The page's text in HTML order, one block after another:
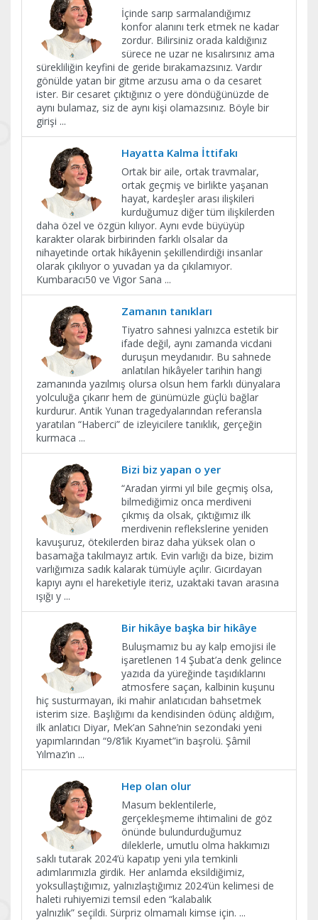
İçinde sarıp sarmalandığımız
konfor alanını terk etmek ne kadar
zordur. Bilirsiniz orada kaldığınız
sürece ne uzar ne kısalırsınız ama
sürekliliğin keyfini de geride bırakamazsınız. Vardır
gönülde yatan bir gitme arzusu ama o da cesaret
ister. Bir cesaret çıktığınız o yere döndüğünüzde de
aynı bulamaz, siz de aynı kişi olamazsınız. Böyle bir
girişi ...
Hayatta Kalma İttifakı
Ortak bir aile, ortak travmalar,
ortak geçmiş ve birlikte yaşanan
hayat, kardeşler arası ilişkileri
kurduğumuz diğer tüm ilişkilerden
daha özel ve özgün kılıyor. Aynı evde büyüyüp
karakter olarak birbirinden farklı olsalar da
nihayetinde ortak hikâyenin şekillendirdiği insanlar
olarak çıkılıyor o yuvadan ya da çıkılamıyor.
Kumbaracı50 ve Vigor Sana ...
Zamanın tanıkları
Tiyatro sahnesi yalnızca estetik bir
ifade değil, aynı zamanda vicdani
duruşun meydanıdır. Bu sahnede
anlatılan hikâyeler tarihin hangi
zamanında yazılmış olursa olsun hem farklı dünyalara
yolculuğa çıkarır hem de günümüzle güçlü bağlar
kurdurur. Antik Yunan tragedyalarından referansla
yaratılan “Haberci” de izleyicilere tanıklık, gerçeğin
kurmaca ...
Bizi biz yapan o yer
“Aradan yirmi yıl bile geçmiş olsa,
bilmediğimiz onca merdiveni
çıkmış da olsak, çıktığımız ilk
merdivenin reflekslerine yeniden
kavuşuruz, ötekilerden biraz daha yüksek olan o
basamağa takılmayız artık. Evin varlığı da bize, bizim
varlığımıza sadık kalarak tümüyle açılır. Gıcırdayan
kapıyı aynı el hareketiyle iteriz, uzaktaki tavan arasına
ışığı y ...
Bir hikâye başka bir hikâye
Buluşmamız bu ay kalp emojisi ile
işaretlenen 14 Şubat’a denk gelince
yazıda da yüreğinde taşıdıklarını
atmosfere saçan, kalbinin kuşunu
hiç susturmayan, iki mahir anlatıcıdan bahsetmek
isterim size. Başlığımı da kendisinden ödünç aldığım,
ilk anlatıcı Diyar, Mek’an Sahne’nin sezondaki yeni
yapımlarından “9/8’lik Kıyamet”in başrolü. Şâmil
Yılmaz’ın ...
Hep olan olur
Masum beklentilerle,
gerçekleşmeme ihtimalini de göz
önünde bulundurduğumuz
dileklerle, umutlu olma hakkımızı
saklı tutarak 2024’ü kapatıp yeni yıla temkinli
adımlarımızla girdik. Her anlamda eksildiğimiz,
yoksullaştığımız, yalnızlaştığımız 2024’ün kelimesi de
haleti ruhiyemizi temsil eden “kalabalık
yalnızlık” seçildi. Sürpriz olmamalı kimse için. ...